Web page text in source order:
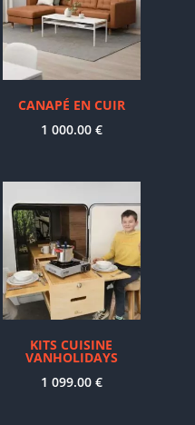
CANAPÉ EN CUIR
1 000.00 €
KITS CUISINE
VANHOLIDAYS
1 099.00 €